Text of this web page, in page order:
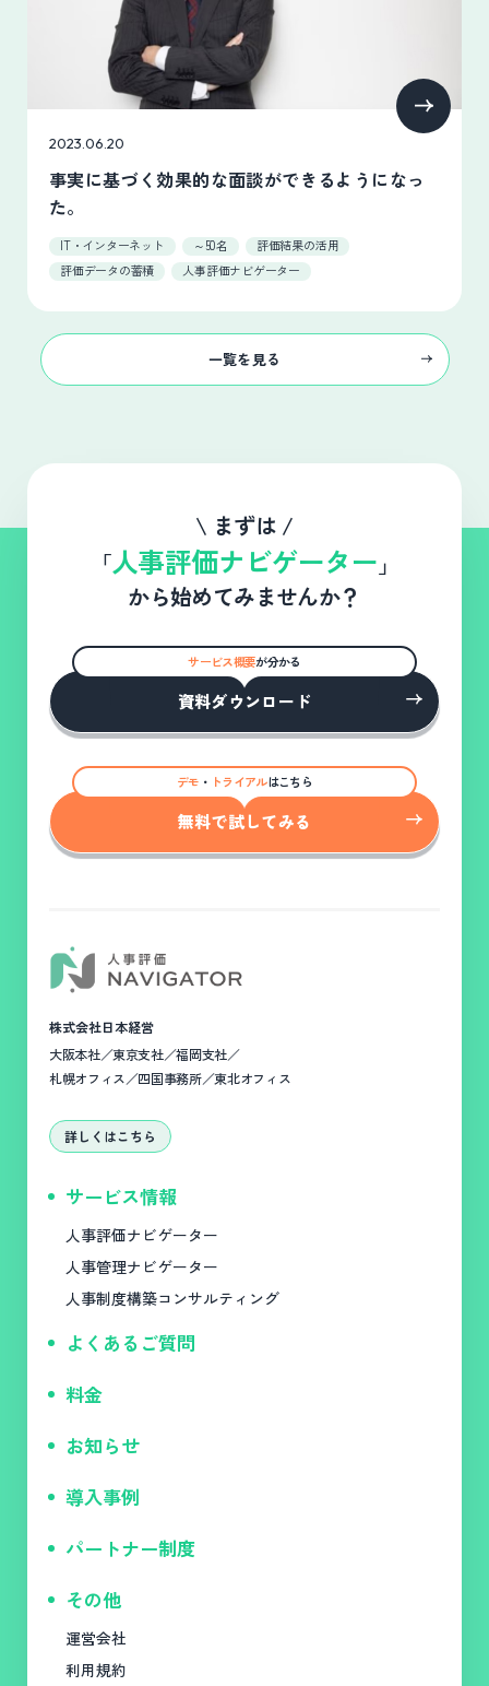
2023.06.20
事実に基づく効果的な面談ができるようになっ
た。
IT・インターネット ～50名
評価結果の活用
評価データの蓄積
人事評価ナビゲーター
一覧を見る
\ まずは /
「人事評価ナビゲーター 」
から始めてみませんか？
サービス概要が分かる
資料ダウンロード
デモ ・ トライアルはこちら
無料で試してみる
株式会社日本経営
大阪本社／東京支社／福岡支社／
札幌オフィス／四国事務所／東北オフィス
詳しくはこちら
サービス情報
人事評価ナビゲーター
人事管理ナビゲーター
人事制度構築コンサルティング
よくあるご質問
料金
お知らせ
導入事例
パートナー制度
その他
運営会社
利用規約